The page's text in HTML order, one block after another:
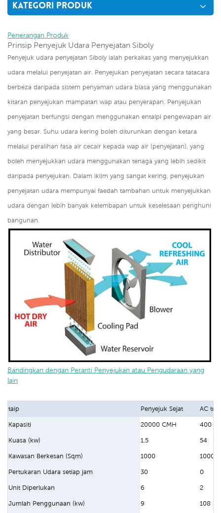
KATEGORI PRODUK
Penerangan Produk
Prinsip Penyejuk Udara Penyejatan Siboly
Penyejuk udara penyejatan Siboly ialah perkakas yang menyejukkan
udara melalui penyejatan air. Penyejukan penyejatan secara tatacara
berbeza daripada sistem penyaman udara biasa yang menggunakan
kitaran penyejukan mampatan wap atau penyerapan. Penyejukan
penyejatan berfungsi dengan menggunakan entalpi pengewapan air
yang besar. Suhu udara kering boleh diturunkan dengan ketara
melalui peralihan fasa air cecair kepada wap air (penyejatan), yang
boleh menyejukkan udara menggunakan tenaga yang lebih sedikit
daripada penyejukan. Dalam iklim yang sangat kering, penyejukan
penyejatan udara mempunyai faedah tambahan untuk menyejukkan
udara dengan lebih banyak kelembapan untuk keselesaan penghuni
bangunan.
Bandingkan dengan Peranti Penyejukan atau Pengudaraan yang
lain
taip Penyejuk Sejat AC
Kapasiti 20000 CMH 400
Kuasa (kw) 1.5 54
Kawasan Berkesan (Sqm) 1000 1000
Pertukaran Udara setiap jam 30 0
Unit Diperlukan 6 2
Jumlah Penggunaan (kw) 9 108